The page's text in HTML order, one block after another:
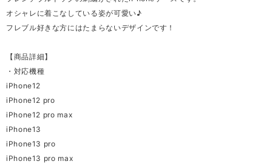
オシャレに着こなしている姿が可愛い♪
フレブル好きな方にはたまらないデザインです！
【商品詳細】
・対応機種
iPhone12
iPhone12 pro
iPhone12 pro max
iPhone13
iPhone13 pro
iPhone13 pro max